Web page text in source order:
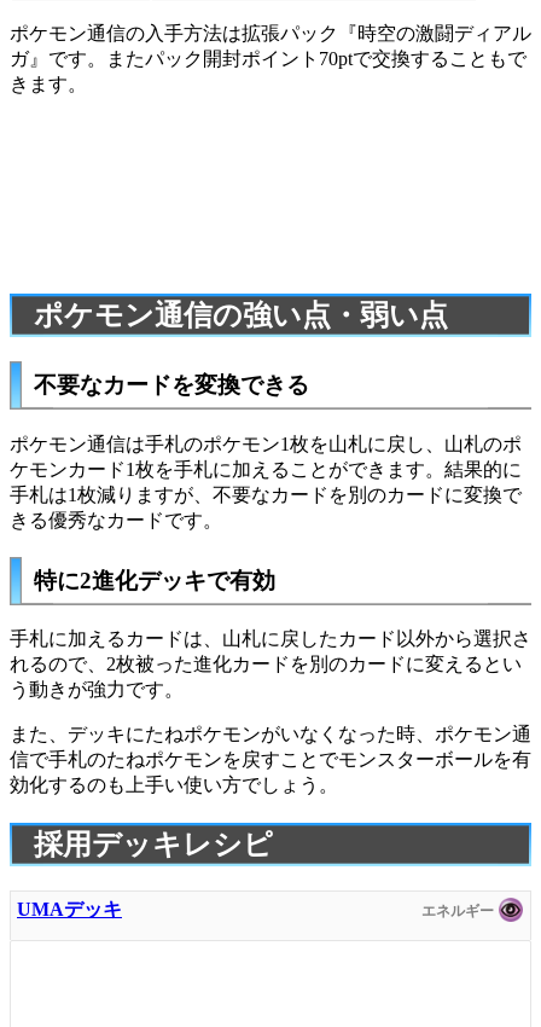
ポケモン通信の入手方法は拡張パック『時空の激闘ディアル
ガ』です。またパック開封ポイント70ptで交換することもで
きます。
ポケモン通信の強い点・弱い点
不要なカードを変換できる
ポケモン通信は手札のポケモン1枚を山札に戻し、山札のポ
ケモンカード1枚を手札に加えることができます。結果的に
手札は1枚減りますが、不要なカードを別のカードに変換で
きる優秀なカードです。
特に2進化デッキで有効
手札に加えるカードは、山札に戻したカード以外から選択さ
れるので、2枚被った進化カードを別のカードに変えるとい
う動きが強力です。
また、デッキにたねポケモンがいなくなった時、ポケモン通
信で手札のたねポケモンを戻すことでモンスターボールを有
効化するのも上手い使い方でしょう。
採用デッキレシピ
UMAデッキ